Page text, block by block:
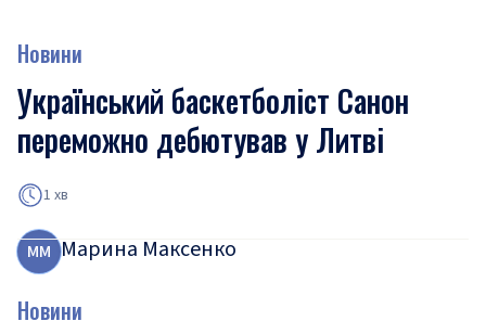
Новини
Український баскетболіст Санон
переможно дебютував у Литві
1 хв
ММ Марина Максенко
Новини